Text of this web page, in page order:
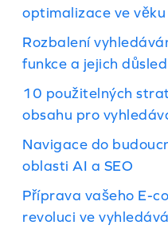
optimalizace ve
Rozbalení
funkce a jejich
10 použitelných
obsahu pro
Navigace do
oblasti AI a SEO
Příprava vašeho E-
revoluci ve